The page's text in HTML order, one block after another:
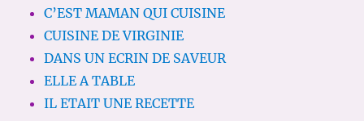
C’EST MAMAN QUI CUISINE
CUISINE DE VIRGINIE
DANS UN ECRIN DE SAVEUR
ELLE A TABLE
IL ETAIT UNE RECETTE